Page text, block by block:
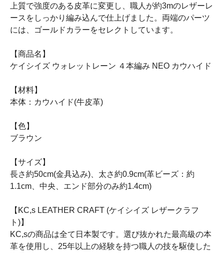
上質で強度のある皮革に変更し、職人が約3mのレザーレ
ースをしっかり編み込んで仕上げました。両端のパーツ
には、ゴールドカラーをセレクトしています。
【商品名】
ケイシイズ ウォレットレーン ４本編み NEO カウハイド
【材料】
本体：カウハイド(牛皮革)
【色】
ブラウン
【サイズ】
長さ約50cm(金具込み)、太さ約0.9cm(革ビーズ：約
1.1cm、中央、エンド部分のみ約1.4cm)
【KC,s LEATHER CRAFT (ケイシイズ レザークラフ
ト)】
KC,sの商品は全て日本製です。選び抜かれた最高級の本
革を使用し、25年以上の経験を持つ職人の技を駆使した